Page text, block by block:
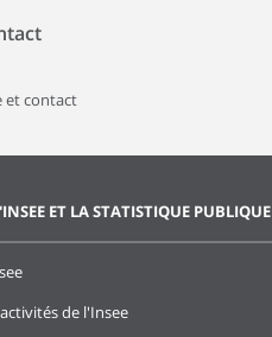
et contact
ET LA STATISTIQUE PUBLIQUE
de l'Insee